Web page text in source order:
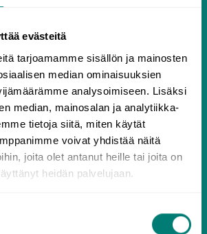
evästeitä
tarjoamamme sisällön ja mainosten
median ominaisuuksien
analysoimiseen. Lisäksi
median, mainosalan ja analytiikka-
tietoja siitä, miten käytät
voivat yhdistää näitä
joita olet antanut heille tai joita on
heidän palvelujaan.
tai tarjouskoodi!
suomenopiskeluun
10.99€ /
kuukausi ( 10.99€)
9.8.2026 alkaen
12.33
9.8.2026 - 9.11.2026